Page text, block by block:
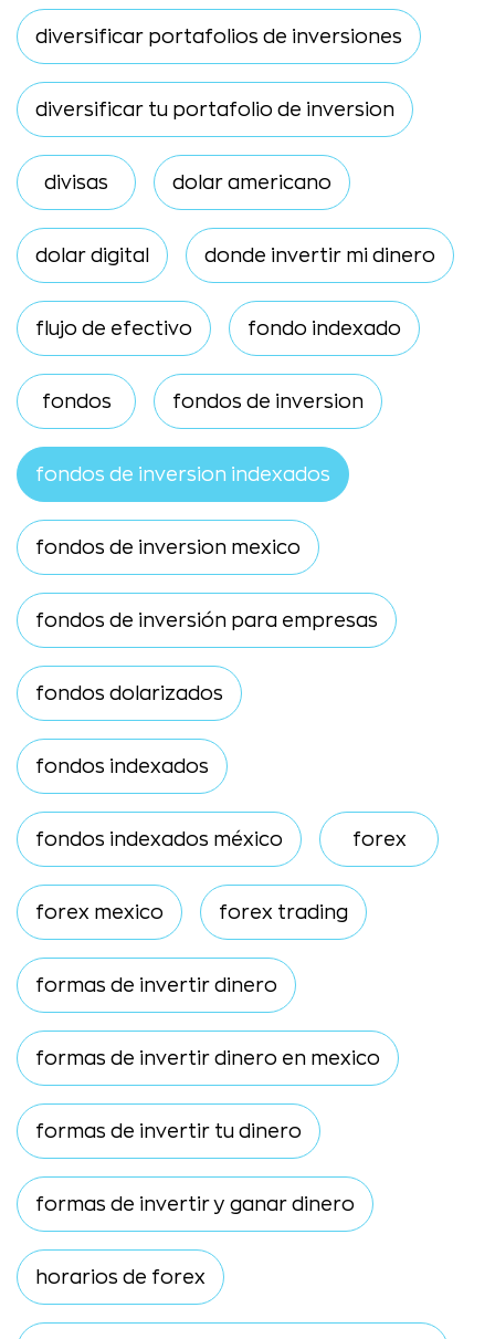
diversificar portafolios de inversiones
diversificar tu portafolio de inversion
divisas dolar americano
dolar digital donde invertir mi dinero
flujo de efectivo fondo indexado
fondos fondos de inversion
fondos de inversion indexados
fondos de inversion mexico
fondos de inversión para empresas
fondos dolarizados
fondos indexados
fondos indexados méxico forex
forex mexico forex trading
formas de invertir dinero
formas de invertir dinero en mexico
formas de invertir tu dinero
formas de invertir y ganar dinero
horarios de forex